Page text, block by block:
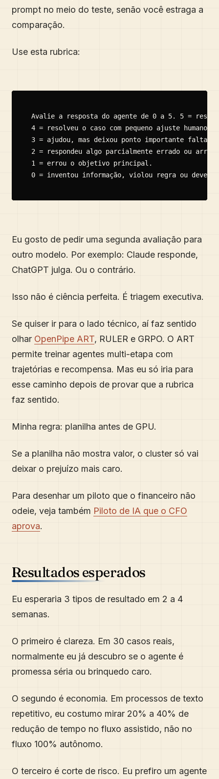
prompt no meio do teste, senão você estraga a
comparação.
Use esta rubrica:
Avalie a resposta do agente de 0 a 5. 5 =
4 = resolveu o caso com pequeno ajuste humano.
3 = ajudou, mas deixou ponto importante
2 = respondeu algo parcialmente errado ou
1 = errou o objetivo principal.
0 = inventou informação, violou regra ou
Eu gosto de pedir uma segunda avaliação para
outro modelo. Por exemplo: Claude responde,
ChatGPT julga. Ou o contrário.
Isso não é ciência perfeita. É triagem executiva.
Se quiser ir para o lado técnico, aí faz sentido
olhar OpenPipe ART, RULER e GRPO. O ART
permite treinar agentes multi-etapa com
trajetórias e recompensa. Mas eu só iria para
esse caminho depois de provar que a rubrica
faz sentido.
Minha regra: planilha antes de GPU.
Se a planilha não mostra valor, o cluster só vai
deixar o prejuízo mais caro.
Para desenhar um piloto que o financeiro não
odeie, veja também Piloto de IA que o CFO
aprova.
Resultados esperados
Eu esperaria 3 tipos de resultado em 2 a 4
semanas.
O primeiro é clareza. Em 30 casos reais,
normalmente eu já descubro se o agente é
promessa séria ou brinquedo caro.
O segundo é economia. Em processos de texto
repetitivo, eu costumo mirar 20% a 40% de
redução de tempo no fluxo assistido, não no
fluxo 100% autônomo.
O terceiro é corte de risco. Eu prefiro um agente